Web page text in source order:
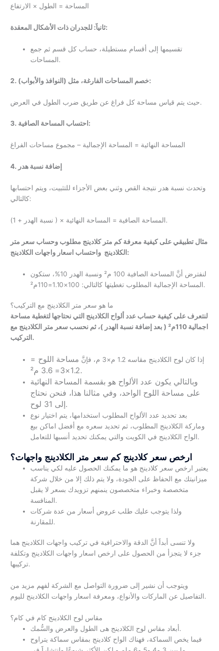
المساحة = الطول × الارتفاع
ثانياََ: للجدران ذات الأشكال المعقدة:
تقسيمها إلى أقسام مستطيلة، حساب كل قسم ثم جمع
المساحات.
2. خصم المساحات الفارغة، مثل (النوافذ والأبواب):
حيث يتم قياس مساحة كل فراغ عن طريق ضرب الطول في العرض.
3. احتساب المساحة الصافية:
المساحة النهائية = المساحة الإجمالية – مجموع مساحات الفراغ
4. إضافة نسبة هدر
وتحدث نسبة هدر نتيجة القص وثني بعض الأجزاء للتثبيت، ويتم احتسابها
كالتالي:
(نسبة الهدر + 1 ) × المساحة الصافية = المساحة النهائية.
مثال تطبيقي على كيفية معرفة كم متر كلادينج مطلوب وحساب سعر متر
الكلادينج واحتساب اسعار واجهات الكلادينج:
لنفترض أنَّ المساحة الصافية 100 م² ونسبة الهدر 10%، ستكون
المساحة الإجمالية المطلوب تغطيتها كالتالي: 100×1.10=110م².
ما هو سعر متر الكلادينج مع التركيب؟
لنتعرف على كيفية حساب عدد ألواح الكلادينج التي نحتاجها لتغطية مساحة
اجمالية 110م² ( بعد إضافة نسبة الهدر )، ثم نحسب سعر متر الكلادينج مع
التركيب.
إذا كان لوح الكلادينج مقاسه 1.2 م×3 م، فإنَّ مساحة اللوح =
1.2
×
3
=
3.6
م².
وبالتالي يكون عدد الألواح هو بقسمة المساحة النهائية
على مساحة اللوح الواحد، وفي مثالنا هذا، فنحن نحتاج
إلى 31 لوح.
بعد تحديد عدد الألواح المطلوب استخدامها، يتم اختيار نوع
وماركة الكلادينج المطلوب، ثم تحديد سعره مع أفضل اماكن بيع
الواح الكلادينج في الكويت والتي يمكنك تحديد أنسبها للتعامل.
​ارخص سعر كلادينج كم سعر متر الكلادينج واجهات؟
يعتبر ارخص سعر كلادينج هو ما يمكنك الحصول عليه لكي يناسب
ميزانيتك مع الحفاظ على الجودة، ولا يتم ذلك إلا من خلال شركة
متخصصة وخبراء متخصصون ينمنهم تزويدك بسعر لا يقبل
المنافسة.
ولذا يتوجب عليك طلب عروض أسعار من عدة شركات
للمقارنة.
ولا تنسى أبداََ أنَّ الدقة والاحترافية في تركيب واجهات الكلادينج هما
جزء لا يتجزأ من الحصول على ارخص اسعار واجهات الكلادينج وتكلفة
تركيبها.
ويتوجب أن نشير إلى ضرورة التواصل مع الشركة لفهم مزيد من
التفاصيل عن الماركات والأنواع، ومعرفة اسعار واجهات الكلادينج لليوم.
مقاس لوح الكلادينج كام في كام؟
أبعاد مقاس لوح الكلادينج هى الطول والعرض والسُّمك.
فيما يخص السماكة، فهناك الواح كلادينج بمقاس سماكة يتراوح